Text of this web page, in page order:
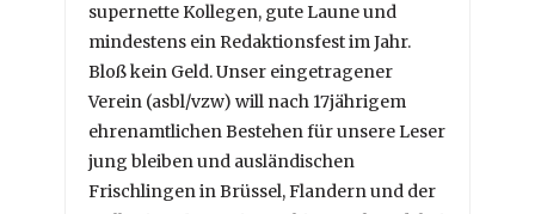
supernette Kollegen, gute Laune und
mindestens ein Redaktionsfest im Jahr.
Bloß kein Geld. Unser eingetragener
Verein (asbl/vzw) will nach 17jährigem
ehrenamtlichen Bestehen für unsere Leser
jung bleiben und ausländischen
Frischlingen in Brüssel, Flandern und der